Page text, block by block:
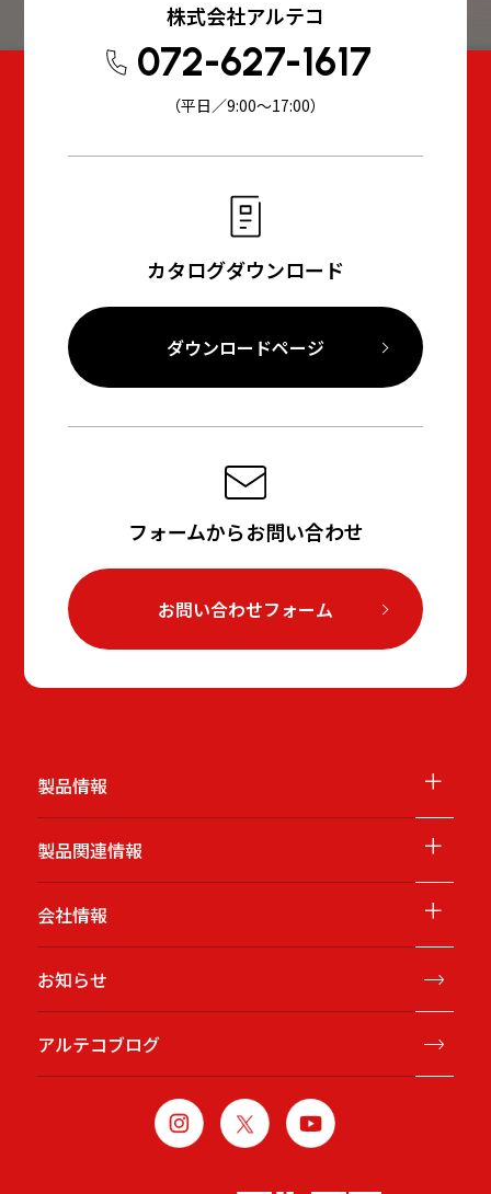
株式会社アルテコ
072-627-1617
（平日／9:00～17:00）
カタログダウンロード
ダウンロードページ
フォームからお問い合わせ
お問い合わせフォーム
製品情報 ＋
製品関連情報 ＋
会社情報 ＋
お知らせ
アルテコブログ